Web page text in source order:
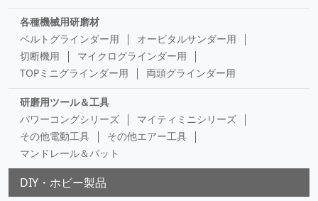
各種機械用研磨材
ベルトグラインダー用
オービタルサンダー用
切断機用
マイクログラインダー用
TOPミニグラインダー用
両頭グラインダー用
研磨用ツール＆工具
パワーコングシリーズ
マイティミニシリーズ
その他電動工具
その他エアー工具
マンドレール＆パット
DIY・ホビー製品